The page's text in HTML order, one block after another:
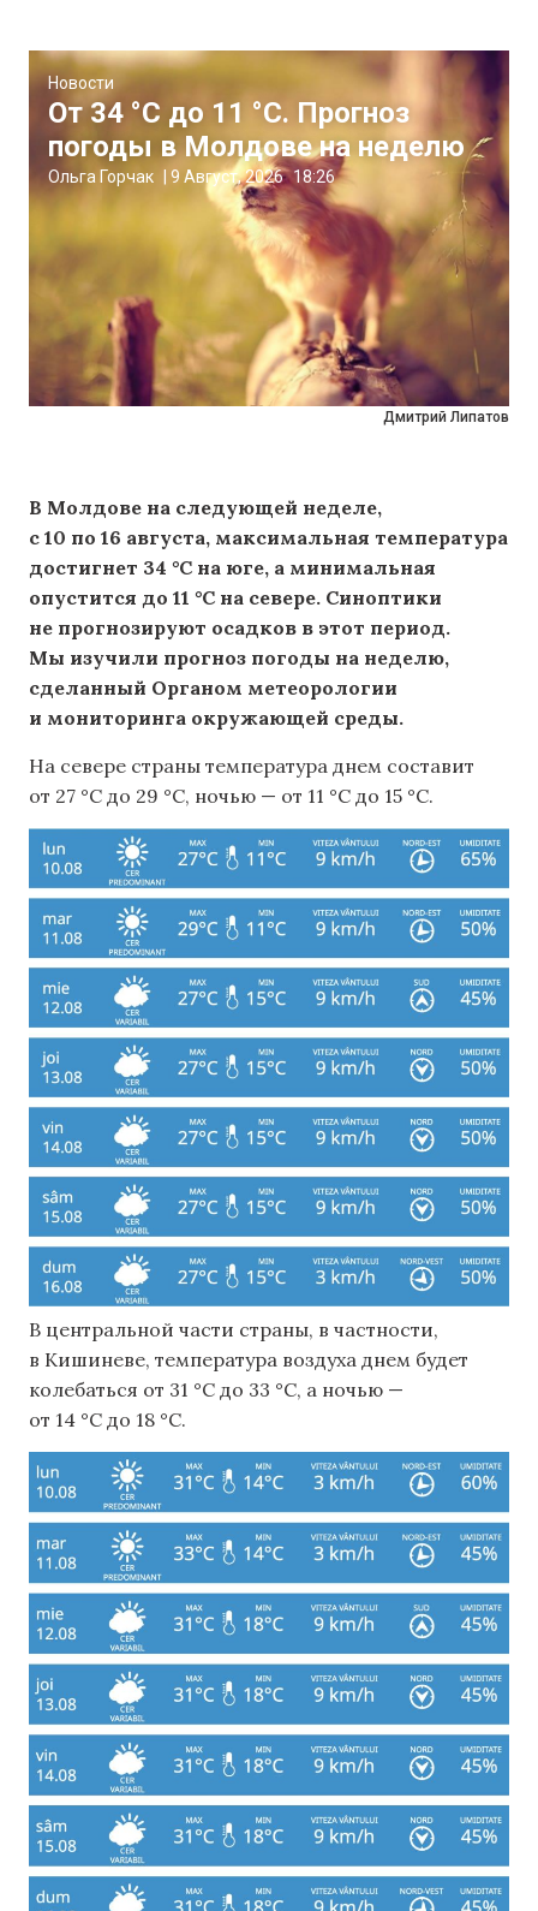
Дмитрий Липатов
Новости
От 34 °C до 11 °C. Прогноз
погоды в Молдове на неделю
Ольга Горчак 9 Август, 2026 18:26
В Молдове на следующей неделе,
с 10 по 16 августа, максимальная температура
достигнет 34 °C на юге, а минимальная
опустится до 11 °C на севере. Синоптики
не прогнозируют осадков в этот период.
Мы изучили прогноз погоды на неделю,
сделанный Органом метеорологии
и мониторинга окружающей среды.
На севере страны температура днем ​​составит
от 27 °C до 29 °C, ночью — от 11 °C до 15 °C.
В центральной части страны, в частности,
в Кишиневе, температура воздуха днем ​​будет
колебаться от 31 °C до 33 °C, а ночью —
от 14 °C до 18 °C.